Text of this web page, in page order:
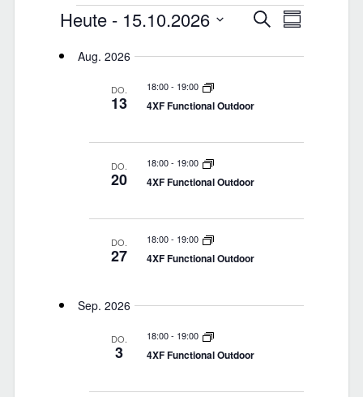
V
e
a
V
e
r
a
n
s
t
a
t
Suche V
e
a
l
u
Heute - 15.10.2026
auswählen.
Aug. 2026
DO.
13
18:00- 19:00
4XF Functional Outdoor
DO.
20
18:00- 19:00
4XF Functional Outdoor
DO.
27
18:00- 19:00
4XF Functional Outdoor
Sep. 2026
DO.
3
18:00- 19:00
4XF Functional Outdoor